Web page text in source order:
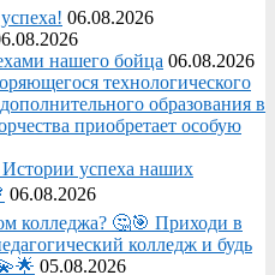
06.08.2026
нашего бойца 06.08.2026
технологического
образования в
приобретает особую
успеха наших
06.08.2026
колледжа? 🤔🎯 Приходи в
колледж и будь
05.08.2026